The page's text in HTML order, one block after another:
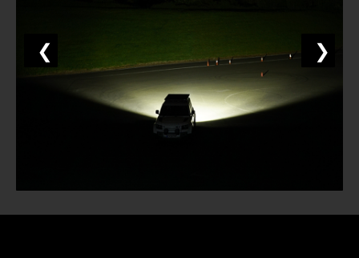
❮ ❯